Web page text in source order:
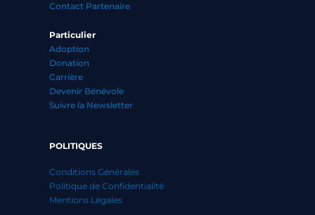
Contact Partenaire
Particulier
Adoption
Donation
Carrière
Devenir Bénévole
Suivre la Newsletter
POLITIQUES
Conditions Générales
Politique de Confidentialité
Mentions Légales